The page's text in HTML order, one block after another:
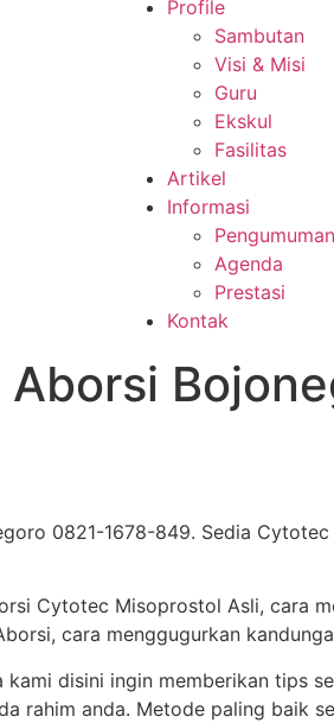
Profile
Sambutan
Visi & Misi
Guru
Ekskul
Fasilitas
Artikel
Informasi
Pengumuman
Agenda
Prestasi
Kontak
Aborsi
0821-1678-849. Sedia
Cytotec Misoprostol Asli, cara
cara menggugurkan
disini ingin memberikan tips
rahim anda. Metode paling baik